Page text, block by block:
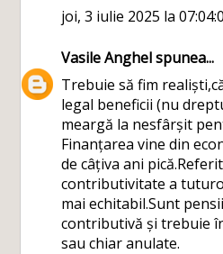
joi, 3 iulie 2025 la
Vasile Anghelspunea...
Trebuie să fim
legal beneficii (nu
meargă la nesfârșit
Finanțarea vine din
de câțiva ani
contributivitate a
mai echitabil.Sunt
contributivă și trebuie
sau chiar anulate.